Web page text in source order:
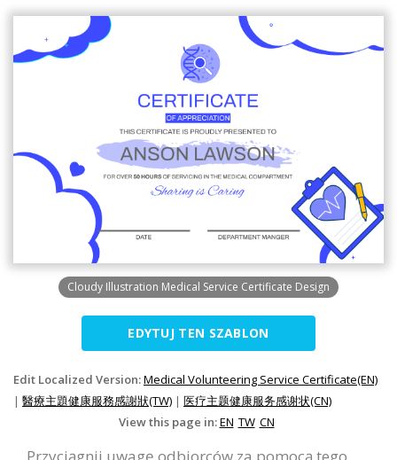
Cloudy Illustration Medical Service Certificate Design
EDYTUJ TEN SZABLON
Edit Localized Version:Medical Volunteering Service Certificate(EN)
| 醫療主題健康服務感謝狀(TW) | 医疗主题健康服务感谢状(CN)
View this page in:EN TW CN
Przyciągnij uwagę odbiorców za pomocą tego